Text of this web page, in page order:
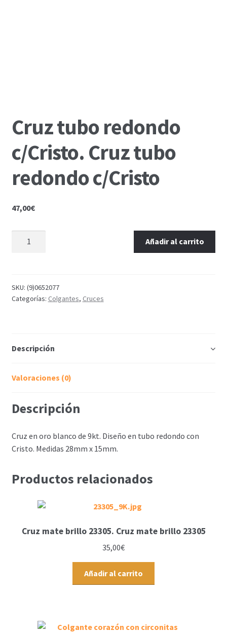
Cruz tubo redondo
c/Cristo. Cruz tubo
redondo c/Cristo
47,00€
Añadir al carrito
SKU: (9)0652077
Categorías: Colgantes, Cruces
Descripción
Valoraciones (0)
Descripción
Cruz en oro blanco de 9kt. Diseño en tubo redondo con
Cristo. Medidas 28mm x 15mm.
Productos relacionados
Cruz mate brillo 23305. Cruz mate brillo 23305
35,00€
Añadir al carrito